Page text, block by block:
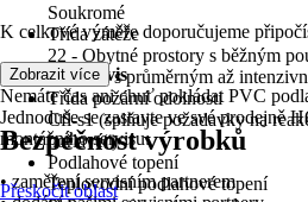
Soukromé
Třída zátěže
22 - Obytné prostory s běžným
prostory s průměrným až
Třída požární odolnosti
Cfl-s1 (splňuje požadavky na
hořlavé“)
Podlahové topení
Teplovodní podlahové topení
K celkové výměře doporučujeme
Montážní servis
Nemáte čas ani chuť pokládat PVC
Jednoduše se zastavte ve své prodejně
montážního servisu:
• zaměření servisním partnerem
Zobrazit více
Bezpečnost výrobků
Přeskočit oblast